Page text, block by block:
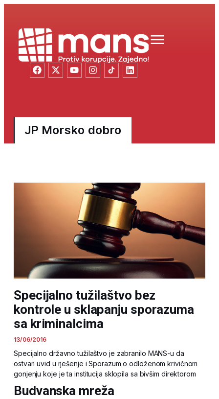
JP Morsko dobro
Specijalno tužilaštvo bez
kontrole u sklapanju sporazuma
sa kriminalcima
13/06/2016
Specijalno državno tužilaštvo je zabranilo MANS-u da
ostvari uvid u rješenje i Sporazum o odloženom krivičnom
gonjenju koje je ta institucija sklopila sa bivšim direktorom
Budvanska mreža